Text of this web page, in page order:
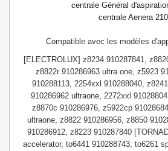
centrale Général
centrale Aenera
Compatible avec les modèles
[ELECTROLUX] z8234 910287841,
z8822r 910286963 ultra one, z5923
910288113, 2254xxl 910288040,
910286962 ultraone, 2272xxl
z8870c 910286976, z5922cp
ultraone, z8822 910286956, z8850
910286912, z8223 910287840
accelerator, to6441 910288743, to6261